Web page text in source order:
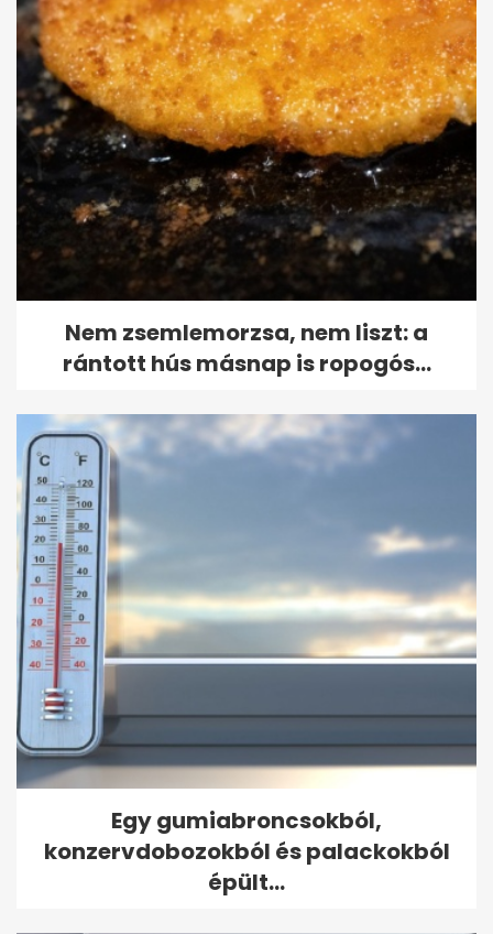
Nem zsemlemorzsa, nem liszt: a
rántott hús másnap is ropogós...
Egy gumiabroncsokból,
konzervdobozokból és palackokból
épült...